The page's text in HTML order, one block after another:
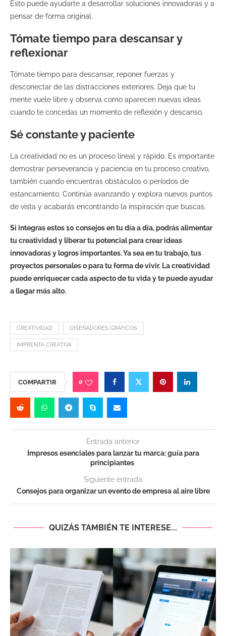
Esto puede ayudarte a desarrollar soluciones innovadoras y a
pensar de forma original.
Tómate tiempo para descansar y
reflexionar
Tómate tiempo para descansar, reponer fuerzas y
desconectar de las distracciones exteriores. Deja que tu
mente vuele libre y observa como aparecen nuevas ideas
cuando te concedas un momento de reflexión y descanso.
Sé constante y paciente
La creatividad no es un proceso lineal y rápido. Es importante
demostrar perseverancia y paciencia en tu proceso creativo,
también cuando encuentras obstáculos o períodos de
estancamiento. Continúa avanzando y explora nuevos puntos
de vista y acabarás encontrando la inspiración que buscas.
Si integras estos 10 consejos en tu día a día, podrás alimentar
tu creatividad y liberar tu potencial para crear ideas
innovadoras y logros importantes. Ya sea en tu trabajo, tus
proyectos personales o para tu forma de vivir. La creatividad
puede enriquecer cada aspecto de tu vida y te puede ayudar
a llegar más alto.
CREATIVIDAD DISEÑADORES GRÁFICOS
IMPRENTA CREATIVA
COMPARTIR 0
Entrada anterior
Impresos esenciales para lanzar tu marca: guía para
principiantes
Siguiente entrada
Consejos para organizar un evento de empresa al aire libre
QUIZÁS TAMBIÉN TE INTERESE...